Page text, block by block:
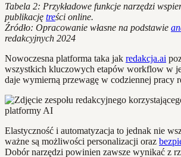
Tabela 2: Przykładowe funkcje narzędzi
publikację treści online.
Źródło: Opracowanie własne na podstawie
redakcyjnych 2024
Nowoczesna platforma taka jak redakcja.ai
wszystkich kluczowych etapów workflow w
daje wymierną przewagę w codziennej pracy
Elastyczność i automatyzacja to jednak nie
ważne są możliwości personalizacji oraz
Dobór narzędzi powinien zawsze wynikać z